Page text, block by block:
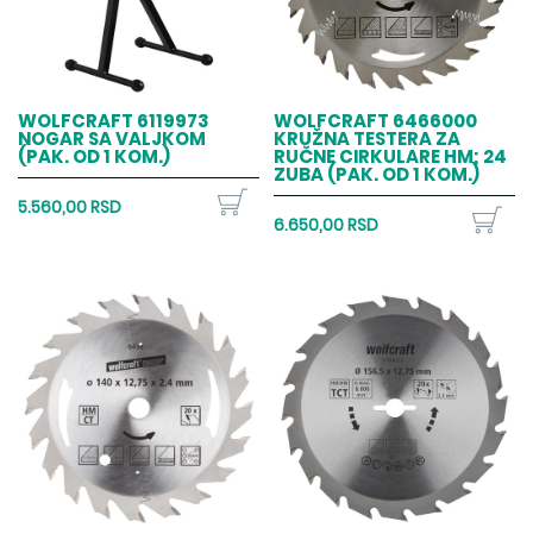
WOLFCRAFT 6119973
NOGAR SA VALJKOM
(PAK. OD 1 KOM.)
5.560,00 RSD
WOLFCRAFT 6466000
KRUŽNA TESTERA ZA
RUČNE CIRKULARE HM; 24
ZUBA (PAK. OD 1 KOM.)
6.650,00 RSD